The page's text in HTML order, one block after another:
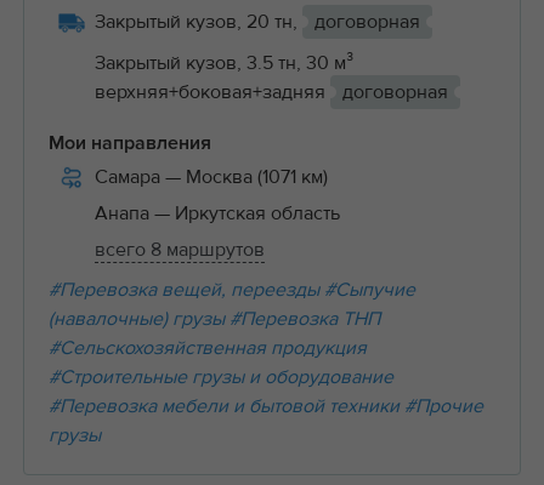
Закрытый кузов, 20 тн,
договорная
Закрытый кузов, 3.5 тн, 30 м³
верхняя+боковая+задняя
договорная
Мои направления
Самара — Москва (1071 км)
Анапа — Иркутская область
всего 8 маршрутов
#Перевозка вещей, переезды #Сыпучие
(навалочные) грузы #Перевозка ТНП
#Сельскохозяйственная продукция
#Строительные грузы и оборудование
#Перевозка мебели и бытовой техники #Прочие
грузы